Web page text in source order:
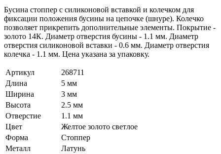
Бусина стоппер с силиконовой вставкой и колечком для
фиксации положения бусины на цепочке (шнуре). Колечко
позволяет прикрепить дополнительные элементы. Покрытие -
золото 14К. Диаметр отверстия бусины - 1.1 мм. Диаметр
отверстия силиконовой вставки - 0.6 мм. Диаметр отверстия
колечка - 1.1 мм. Цена указана за упаковку.
Артикул
268711
Длина
5 мм
Ширина
3 мм
Высота
2.5 мм
Отверстие
1.1 мм
Цвет
Желтое золото светлое
Форма
Стоппер
Металл
Латунь